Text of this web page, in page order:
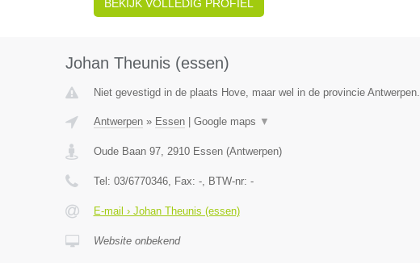
BEKIJK VOLLEDIG PROFIEL
Johan Theunis (essen)
Niet gevestigd in de plaats Hove, maar wel in de provincie Antwerpen.
Antwerpen» Essen| Google maps ▼
Oude Baan 97, 2910 Essen(Antwerpen)
Tel: 03/6770346, Fax: -, BTW-nr: -
E-mail › Johan Theunis (essen)
Website onbekend